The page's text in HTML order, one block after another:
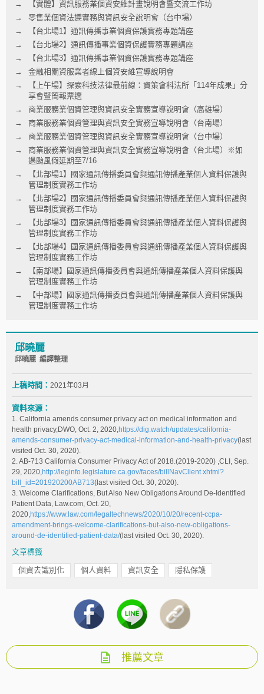
【實體】資訊服務業個資安維計畫說明會暨交流工作坊
零售業個資法遵實務與資訊安全說明會（台中場）
【台北場1】通訊傳播事業個資保護實務專題講座
【台北場2】通訊傳播事業個資保護實務專題講座
【台北場3】通訊傳播事業個資保護實務專題講座
金融相關資服業者線上個資安維宣導說明會
【上午場】探索科技法律最前線：資策會科法所「114年成果」分
享會暨簡報票選
商業服務業個資管理與資訊安全實務宣導說明會（高雄場）
商業服務業個資管理與資訊安全實務宣導說明會（台南場）
商業服務業個資管理與資訊安全實務宣導說明會（台中場）
商業服務業個資管理與資訊安全實務宣導說明會（台北場）※如
遇颱風假延期至7/16
【北部場1】國家通訊傳播委員會與通訊傳播產業個人資料保護與
管理制度實務工作坊
【北部場2】國家通訊傳播委員會與通訊傳播產業個人資料保護與
管理制度實務工作坊
【北部場3】國家通訊傳播委員會與通訊傳播產業個人資料保護與
管理制度實務工作坊
【北部場4】國家通訊傳播委員會與通訊傳播產業個人資料保護與
管理制度實務工作坊
【南部場】國家通訊傳播委員會與通訊傳播產業個人資料保護與
管理制度實務工作坊
【中部場】國家通訊傳播委員會與通訊傳播產業個人資料保護與
管理制度實務工作坊
邱曉麗
邱曉麗 編譯整理
上稿時間： 2021年03月
資料來源：
1. California amends consumer privacy act on medical information and
health privacy,DWO, Oct. 2, 2020, https://dig.watch/updates/california-
amends-consumer-privacy-act-medical-information-and-health-privacy(last
visited Oct. 30, 2020).
2. AB-713 California Consumer Privacy Act of 2018.(2019-2020) ,CLI, Sep.
29, 2020, http://leginfo.legislature.ca.gov/faces/billNavClient.xhtml?
bill_id=201920200AB713(last visited Oct. 30, 2020).
3. Welcome Clarifications, But Also New Obligations Around De-Identified
Patient Data, Law.com, Oct. 20,
2020, https://www.law.com/legaltechnews/2020/10/20/recent-ccpa-
amendment-brings-welcome-clarifications-but-also-new-obligations-
around-de-identified-patient-data/(last visited Oct. 30, 2020).
文章標籤
個資去識別化 個人資料 資訊安全 隱私保護
推薦文章